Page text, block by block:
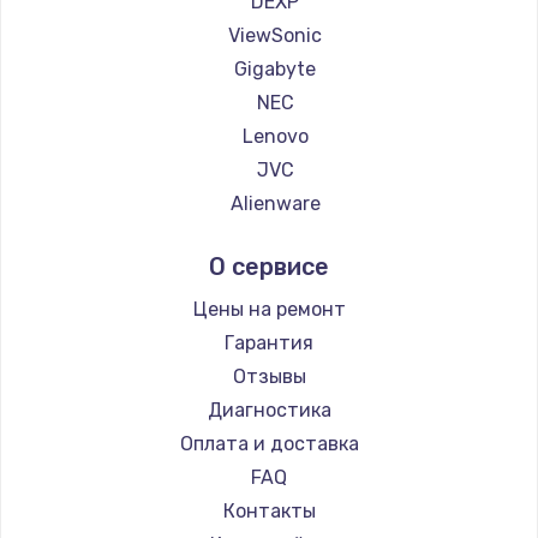
1260 руб.
Установка драйверов
725 руб.
Заказать
Заказать
Ремонт цепей питания
2500 руб.
Заказать
ViewSonic
Gigabyte
NEC
Lenovo
JVC
Alienware
Thunderobot
Hisense
АОС
Ardor
Machenike
iru
Titan Army
iFFALCON
О сервисе
Цены на ремонт
Гарантия
Отзывы
Диагностика
Оплата и доставка
FAQ
Контакты